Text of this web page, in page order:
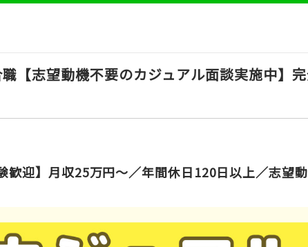
【志望動機不要のカジュアル面談実施中】
歓迎】月収25万円～／年間休日120日以上／志望